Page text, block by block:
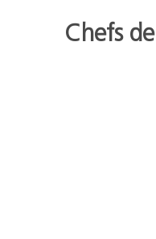
Chefs